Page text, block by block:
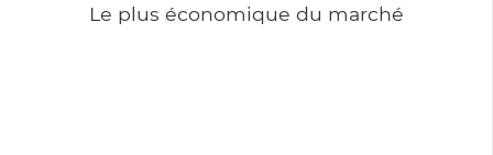
Le plus économique du marché